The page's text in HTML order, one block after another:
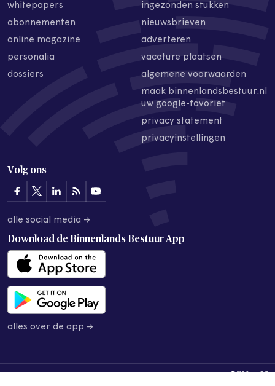
whitepapers
abonnementen
online magazine
personalia
dossiers
ingezonden stukken
nieuwsbrieven
adverteren
vacature plaatsen
algemene voorwaarden
maak binnenlandsbestuur.nl
uw google-favoriet
privacy statement
privacyinstellingen
Volg ons
alle social media →
Download de Binnenlands Bestuur App
alles over de app →